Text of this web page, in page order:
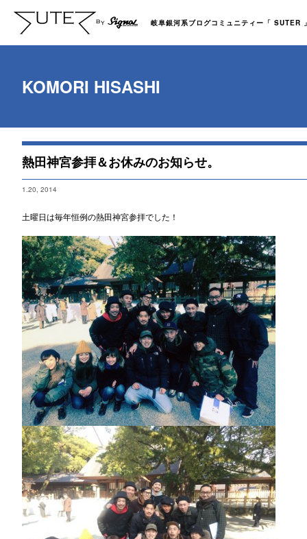
岐阜銀河系ブログコミュニティー「
KOMORI HISASHI
熱田神宮参拝＆お休みのお知らせ。
1.20, 2014
土曜日は毎年恒例の熱田神宮参拝でした！